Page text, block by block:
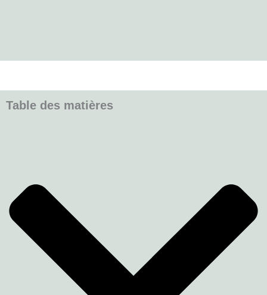
Table des matières